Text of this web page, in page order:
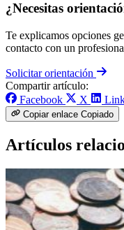
¿Necesitas
Te explicamos opciones
contacto con un
Solicitar orientación
Compartir artículo:
Facebook
X
Copiar enlace Copiado
Artículos